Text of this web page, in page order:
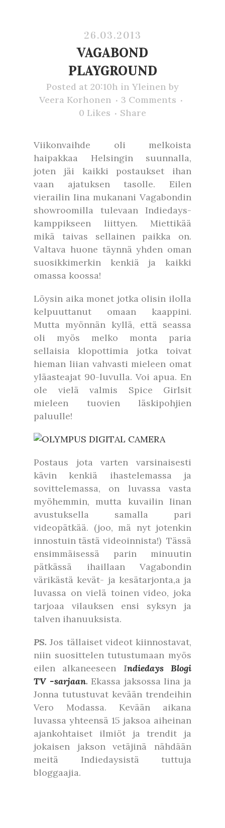
26.03.2013
VAGABOND
PLAYGROUND
Posted at 20:10h in Yleinen by
Veera Korhonen
3 Comments
0 Likes Share
Viikonvaihde oli melkoista
haipakkaa Helsingin suunnalla,
joten jäi kaikki postaukset ihan
vaan ajatuksen tasolle. Eilen
vierailin Iina mukanani Vagabondin
showroomilla tulevaan Indiedays-
kamppikseen liittyen. Miettikää
mikä taivas sellainen paikka on.
Valtava huone täynnä yhden oman
suosikkimerkin kenkiä ja kaikki
omassa koossa!
Löysin aika monet jotka olisin ilolla
kelpuuttanut omaan kaappini.
Mutta myönnän kyllä, että seassa
oli myös melko monta paria
sellaisia klopottimia jotka toivat
hieman liian vahvasti mieleen omat
yläasteajat 90-luvulla. Voi apua. En
ole vielä valmis Spice Girlsit
mieleen tuovien läskipohjien
paluulle!
Postaus jota varten varsinaisesti
kävin kenkiä ihastelemassa ja
sovittelemassa, on luvassa vasta
myöhemmin, mutta kuvailin Iinan
avustuksella samalla pari
videopätkää. (joo, mä nyt jotenkin
innostuin tästä videoinnista!) Tässä
ensimmäisessä parin minuutin
pätkässä ihaillaan Vagabondin
värikästä kevät- ja kesätarjonta,a ja
luvassa on vielä toinen video, joka
tarjoaa vilauksen ensi syksyn ja
talven ihanuuksista.
PS. Jos tällaiset videot kiinnostavat,
niin suosittelen tutustumaan myös
eilen alkaneeseen Indiedays Blogi
TV -sarjaan.Ekassa jaksossa Iina ja
Jonna tutustuvat kevään trendeihin
Vero Modassa. Kevään aikana
luvassa yhteensä 15 jaksoa aiheinan
ajankohtaiset ilmiöt ja trendit ja
jokaisen jakson vetäjinä nähdään
meitä Indiedaysistä tuttuja
bloggaajia.